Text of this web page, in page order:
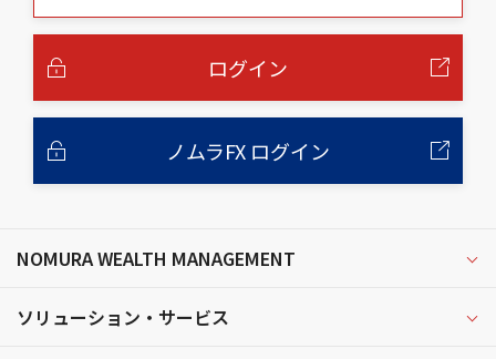
ログイン
ノムラFX ログイン
NOMURA WEALTH MANAGEMENT
ソリューション・サービス